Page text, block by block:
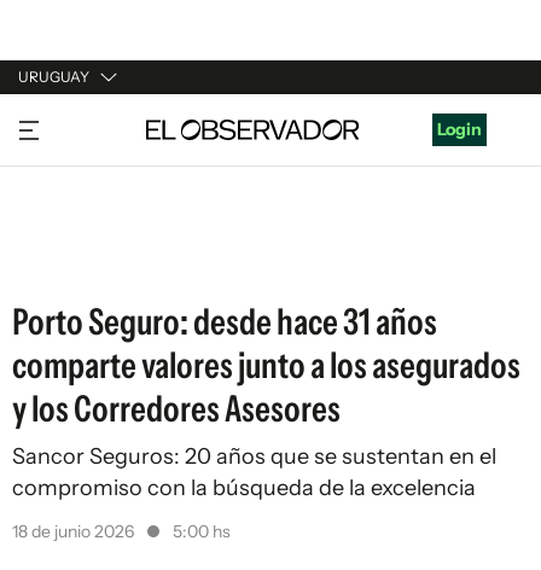
URUGUAY
URUGUAY
ARGENTINA
Login
Porto Seguro: desde hace 31 años
comparte valores junto a los asegurados
y los Corredores Asesores
Sancor Seguros: 20 años que se sustentan en el
compromiso con la búsqueda de la excelencia
18 de junio 2026 5:00 hs